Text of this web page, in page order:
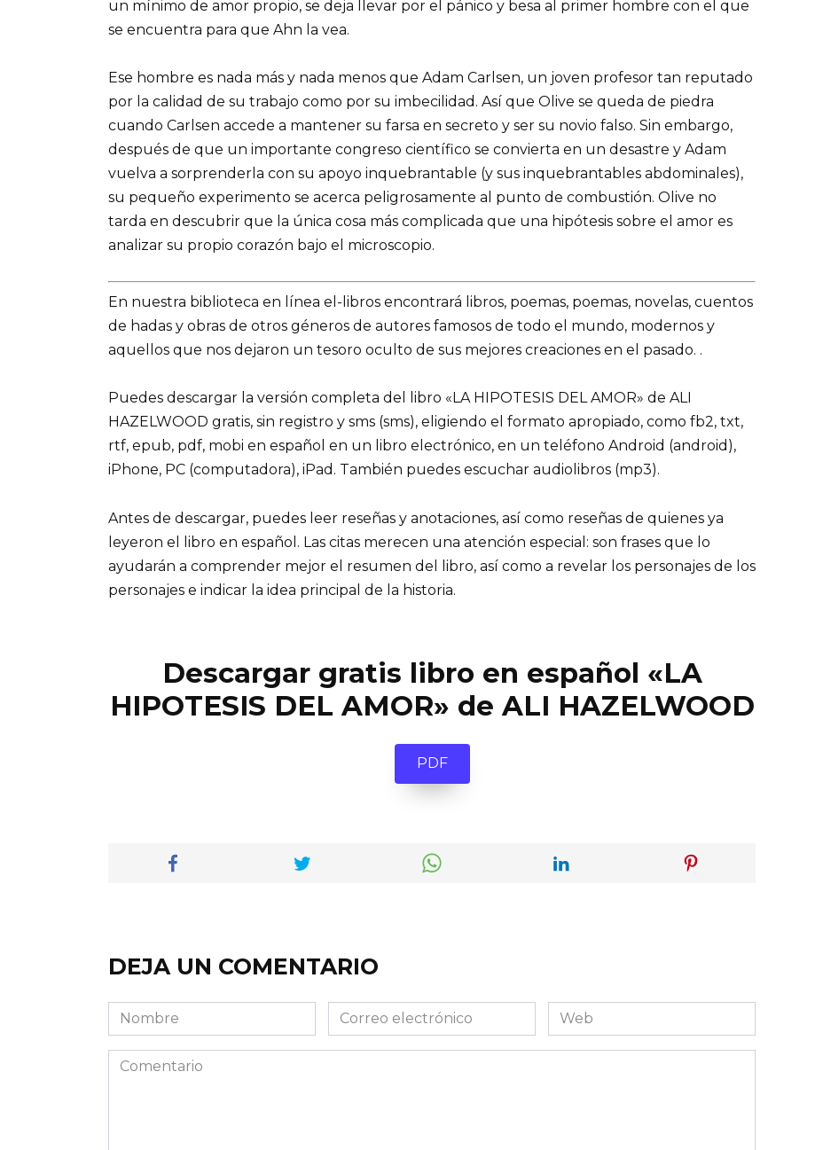
un mínimo de amor propio, se deja llevar por el pánico y besa al primer hombre con el que
se encuentra para que Ahn la vea.
Ese hombre es nada más y nada menos que Adam Carlsen, un joven profesor tan reputado
por la calidad de su trabajo como por su imbecilidad. Así que Olive se queda de piedra
cuando Carlsen accede a mantener su farsa en secreto y ser su novio falso. Sin embargo,
después de que un importante congreso científico se convierta en un desastre y Adam
vuelva a sorprenderla con su apoyo inquebrantable (y sus inquebrantables abdominales),
su pequeño experimento se acerca peligrosamente al punto de combustión. Olive no
tarda en descubrir que la única cosa más complicada que una hipótesis sobre el amor es
analizar su propio corazón bajo el microscopio.
En nuestra biblioteca en línea el-libros encontrará libros, poemas, poemas, novelas, cuentos
de hadas y obras de otros géneros de autores famosos de todo el mundo, modernos y
aquellos que nos dejaron un tesoro oculto de sus mejores creaciones en el pasado. .
Puedes descargar la versión completa del libro «LA HIPOTESIS DEL AMOR» de ALI
HAZELWOOD gratis, sin registro y sms (sms), eligiendo el formato apropiado, como fb2, txt,
rtf, epub, pdf, mobi en español en un libro electrónico, en un teléfono Android (android),
iPhone, PC (computadora), iPad. También puedes escuchar audiolibros (mp3).
Antes de descargar, puedes leer reseñas y anotaciones, así como reseñas de quienes ya
leyeron el libro en español. Las citas merecen una atención especial: son frases que lo
ayudarán a comprender mejor el resumen del libro, así como a revelar los personajes de los
personajes e indicar la idea principal de la historia.
Descargar gratis libro en español «LA
HIPOTESIS DEL AMOR» de ALI HAZELWOOD
PDF
DEJA UN COMENTARIO
Nombre
Correo
electrónico
Web
Comentario